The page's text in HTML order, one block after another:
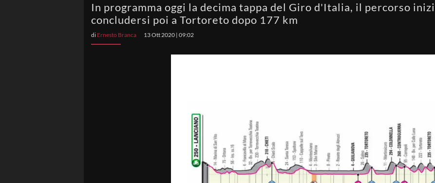
In programma oggi la decima tappa del Giro d'Italia, il percorso
concludersi poi a Tortoreto dopo 177 km
di Ernesto Branca 13 Ott 2020 | 09:02